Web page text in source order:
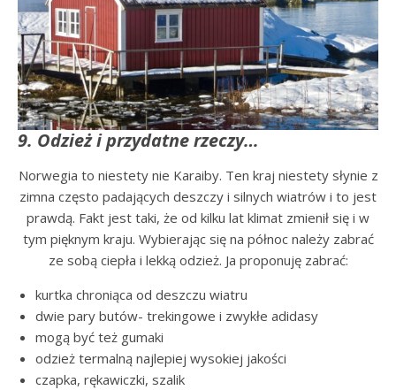
9. Odzież i przydatne rzeczy…
Norwegia to niestety nie Karaiby. Ten kraj niestety słynie z
zimna często padających deszczy i silnych wiatrów i to jest
prawdą. Fakt jest taki, że od kilku lat klimat zmienił się i w
tym pięknym kraju. Wybierając się na północ należy zabrać
ze sobą ciepła i lekką odzież. Ja proponuję zabrać:
kurtka chroniąca od deszczu wiatru
dwie pary butów- trekingowe i zwykłe adidasy
mogą być też gumaki
odzież termalną najlepiej wysokiej jakości
czapka, rękawiczki, szalik